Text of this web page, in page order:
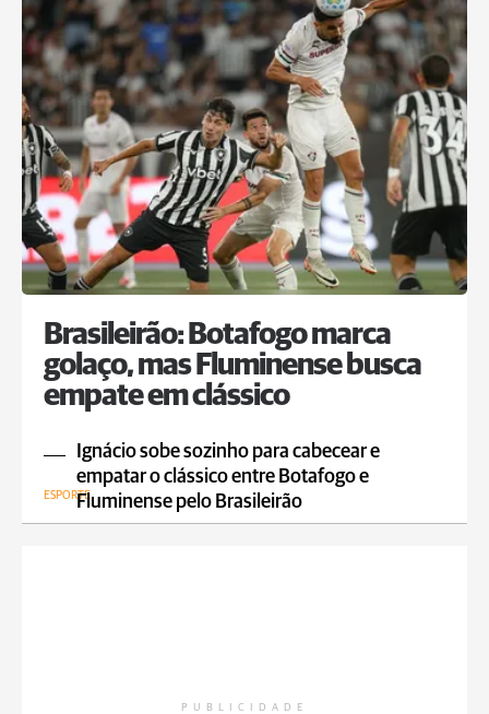
Brasileirão: Botafogo marca
golaço, mas Fluminense busca
empate em clássico
Ignácio sobe sozinho para cabecear e
empatar o clássico entre Botafogo e
Fluminense pelo Brasileirão
ESPORTE
PUBLICIDADE